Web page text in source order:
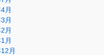
月
月
月
月
月